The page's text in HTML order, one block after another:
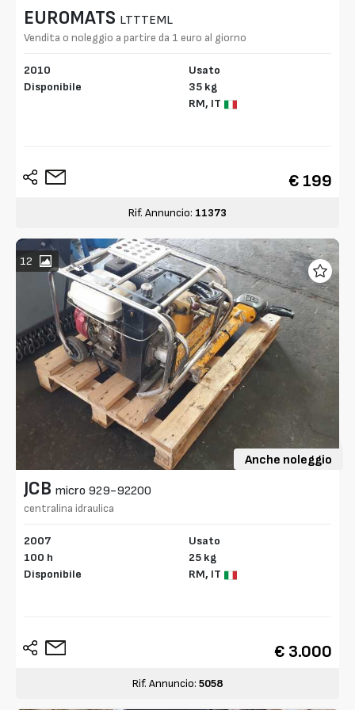
EUROMATS LTTTEML
Vendita o noleggio a partire da 1 euro al giorno
2010
Disponibile
Usato
35 kg
RM, IT
€ 199
Rif. Annuncio: 11373
12
Anche noleggio
JCB micro 929-92200
centralina idraulica
2007
100 h
Disponibile
Usato
25 kg
RM, IT
€ 3.000
Rif. Annuncio: 5058